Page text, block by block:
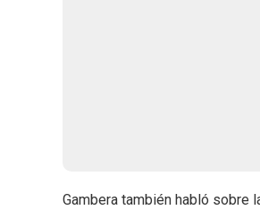
Gambera también habló sobre